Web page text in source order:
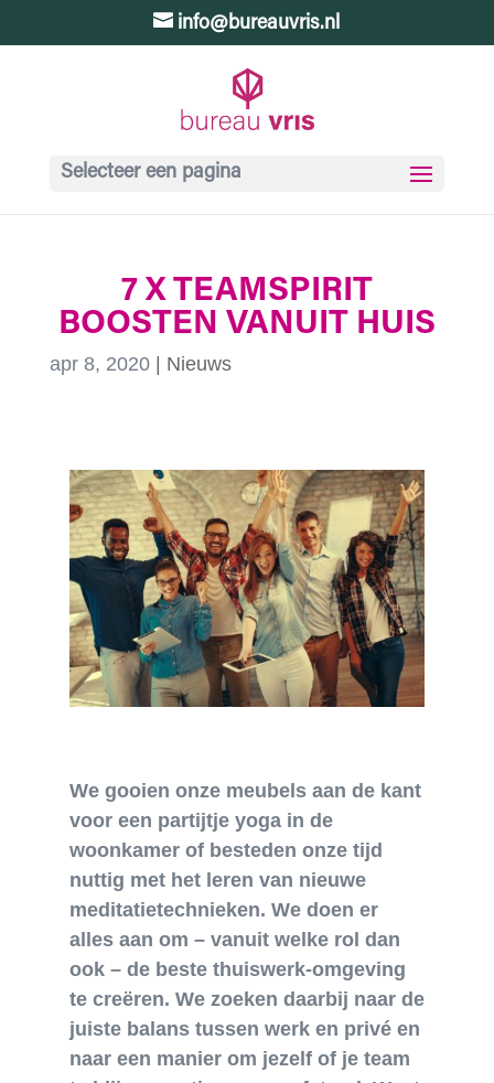
info@bureauvris.nl
Selecteer een pagina
7 X TEAMSPIRIT
BOOSTEN VANUIT HUIS
apr 8, 2020| Nieuws
We gooien onze meubels aan de kant
voor een partijtje yoga in de
woonkamer of besteden onze tijd
nuttig met het leren van nieuwe
meditatietechnieken. We doen er
alles aan om – vanuit welke rol dan
ook – de beste thuiswerk-omgeving
te creëren. We zoeken daarbij naar de
juiste balans tussen werk en privé en
naar een manier om jezelf of je team